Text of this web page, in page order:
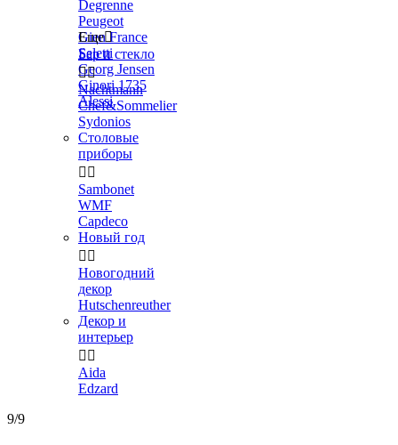
Degrenne
Peugeot
Gien France
Seletti
Georg Jensen
Ginori 1735
Alessi
Еще
Бар и стекло

Nachtmann
Chef&Sommelier
Sydonios
Столовые
приборы
 
Sambonet
WMF
Capdeco
Новый год
 
Новогодний
декор
Hutschenreuther
Декор и
интерьер
 
Aida
Edzard
9/9